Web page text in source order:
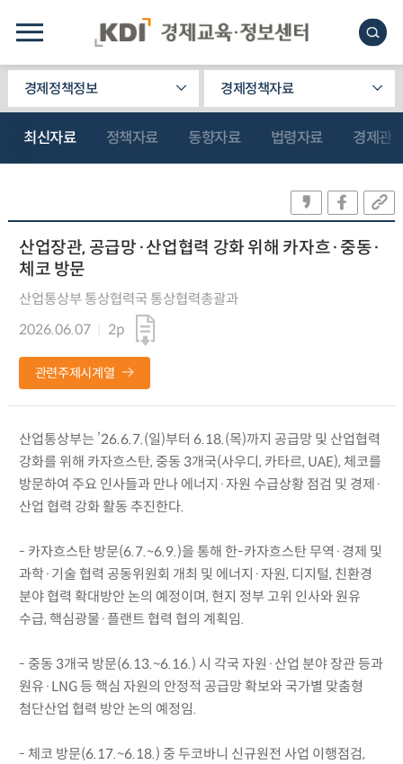
경제정책정보 경제정책자료
최신자료 정책자료 동향자료 법령자료 경제관
산업장관, 공급망·산업협력 강화 위해 카자흐·중동·
체코 방문
산업통상부 통상협력국 통상협력총괄과
2026.06.07
2p
관련주제시계열
산업통상부는 ’26.6.7.(일)부터 6.18.(목)까지 공급망 및 산업협력
강화를 위해 카자흐스탄, 중동 3개국(사우디, 카타르, UAE), 체코를
방문하여 주요 인사들과 만나 에너지·자원 수급상황 점검 및 경제·
산업 협력 강화 활동 추진한다.
- 카자흐스탄 방문(6.7.~6.9.)을 통해 한-카자흐스탄 무역·경제 및
과학·기술 협력 공동위원회 개최 및 에너지·자원, 디지털, 친환경
분야 협력 확대방안 논의 예정이며, 현지 정부 고위 인사와 원유
수급, 핵심광물·플랜트 협력 협의 계획임.
- 중동 3개국 방문(6.13.~6.16.) 시 각국 자원·산업 분야 장관 등과
원유·LNG 등 핵심 자원의 안정적 공급망 확보와 국가별 맞춤형
첨단산업 협력 방안 논의 예정임.
- 체코 방문(6.17.~6.18.) 중 두코바니 신규원전 사업 이행점검,